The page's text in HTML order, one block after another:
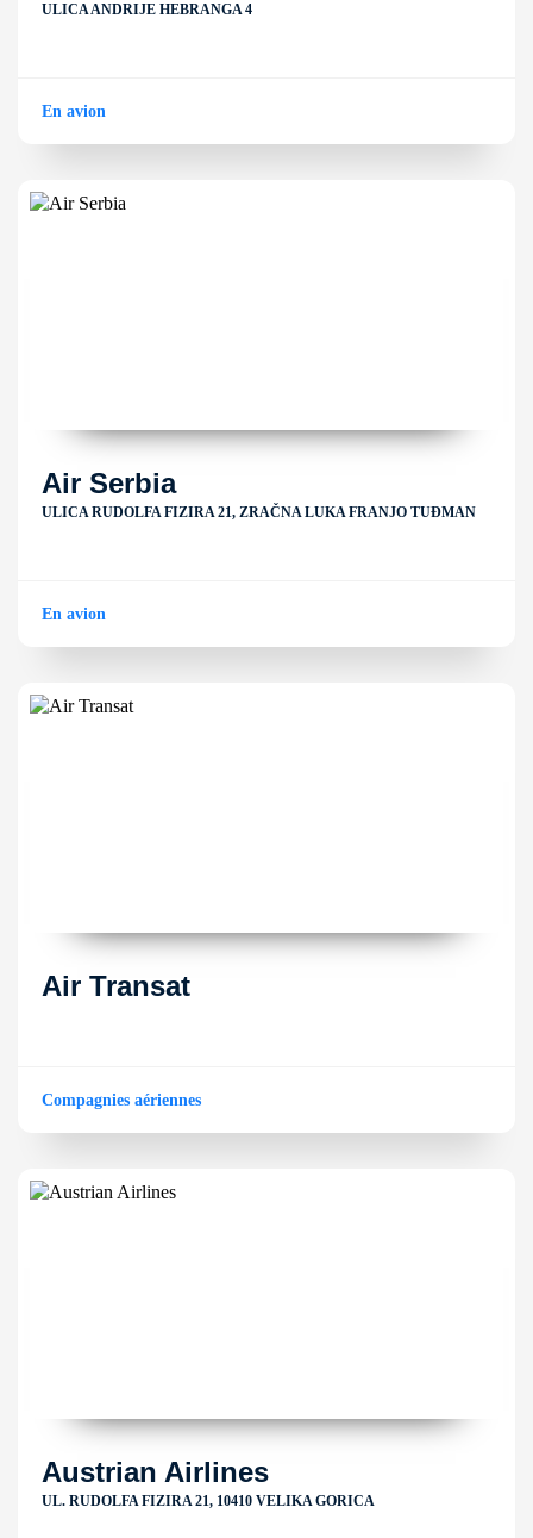
ULICA ANDRIJE HEBRANGA 4
En avion
Air Serbia
ULICA RUDOLFA FIZIRA 21, ZRAČNA LUKA FRANJO TUĐMAN
En avion
Air Transat
Compagnies aériennes
Austrian Airlines
UL. RUDOLFA FIZIRA 21, 10410 VELIKA GORICA